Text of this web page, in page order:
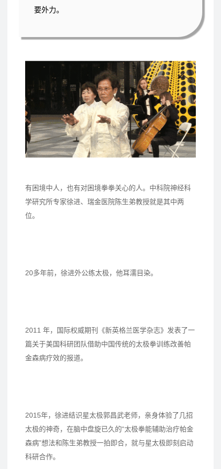
要外力。
有困境中人，也有对困境拳拳关心的人。中科院神经科
学研究所专家徐进、瑞金医院陈生弟教授就是其中两
位。
20多年前，徐进外公练太极，他耳濡目染。
2011 年，国际权威期刊《新英格兰医学杂志》发表了一
篇关于美国科研团队借助中国传统的太极拳训练改善帕
金森病疗效的报道。
2015年，徐进结识星太极郭昌武老师，亲身体验了几招
太极的神奇，在脑中盘旋已久的“太极拳能辅助治疗帕金
森病”想法和陈生弟教授一拍即合，就与星太极即刻启动
科研合作。